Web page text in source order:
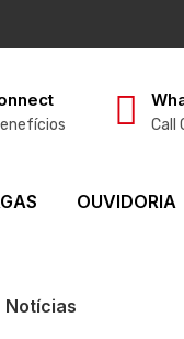
Call
OUVIDORIA
Notícias